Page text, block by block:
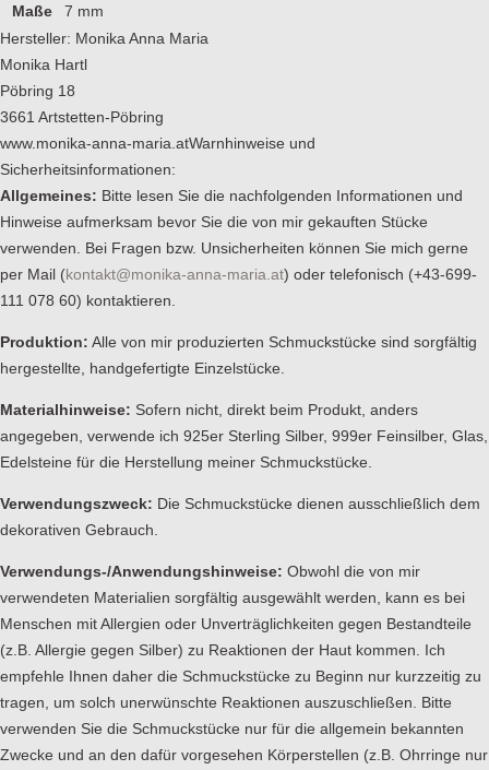
Maße
7 mm
Hersteller: Monika Anna Maria
Monika Hartl
Pöbring 18
3661 Artstetten-Pöbring
www.monika-anna-maria.atWarnhinweise und
Sicherheitsinformationen:
Allgemeines: Bitte lesen Sie die nachfolgenden Informationen und
Hinweise aufmerksam bevor Sie die von mir gekauften Stücke
verwenden. Bei Fragen bzw. Unsicherheiten können Sie mich gerne
per Mail (kontakt@monika-anna-maria.at) oder telefonisch (+43-699-
111 078 60) kontaktieren.
Produktion: Alle von mir produzierten Schmuckstücke sind sorgfältig
hergestellte, handgefertigte Einzelstücke.
Materialhinweise: Sofern nicht, direkt beim Produkt, anders
angegeben, verwende ich 925er Sterling Silber, 999er Feinsilber, Glas,
Edelsteine für die Herstellung meiner Schmuckstücke.
Verwendungszweck: Die Schmuckstücke dienen ausschließlich dem
dekorativen Gebrauch.
Verwendungs-/Anwendungshinweise: Obwohl die von mir
verwendeten Materialien sorgfältig ausgewählt werden, kann es bei
Menschen mit Allergien oder Unverträglichkeiten gegen Bestandteile
(z.B. Allergie gegen Silber) zu Reaktionen der Haut kommen. Ich
empfehle Ihnen daher die Schmuckstücke zu Beginn nur kurzzeitig zu
tragen, um solch unerwünschte Reaktionen auszuschließen. Bitte
verwenden Sie die Schmuckstücke nur für die allgemein bekannten
Zwecke und an den dafür vorgesehen Körperstellen (z.B. Ohrringe nur